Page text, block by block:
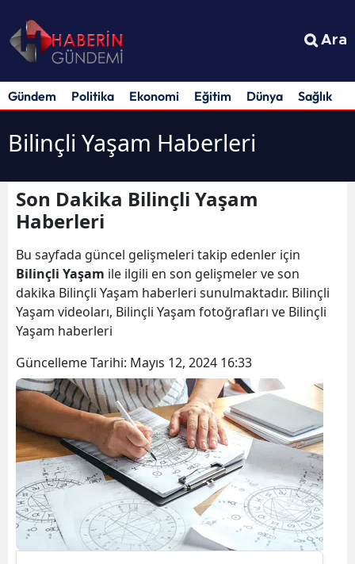
Ara
Gündem Politika Ekonomi Eğitim Dünya Sağlık
Bilinçli Yaşam Haberleri
Son Dakika Bilinçli Yaşam
Haberleri
Bu sayfada güncel gelişmeleri takip edenler için
Bilinçli Yaşam ile ilgili en son gelişmeler ve son
dakika Bilinçli Yaşam haberleri sunulmaktadır. Bilinçli
Yaşam videoları, Bilinçli Yaşam fotoğrafları ve Bilinçli
Yaşam haberleri
Güncelleme Tarihi: Mayıs 12, 2024 16:33